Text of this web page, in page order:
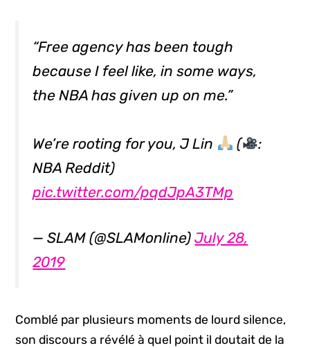
“Free agency has been tough
because I feel like, in some ways,
the NBA has given up on me.”
We’re rooting for you, J Lin (
:
NBA Reddit)
pic.twitter.com/pqdJpA3TMp
— SLAM (@SLAMonline)July 28,
2019
Comblé par plusieurs moments de lourd silence,
son discours a révélé à quel point il doutait de la